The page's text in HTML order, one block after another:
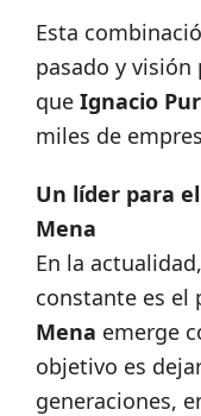
Esta
pasado y
que Ignacio
miles de
Un líder para
Mena
En la
constante es el
Mena emerge
objetivo es
generaciones,